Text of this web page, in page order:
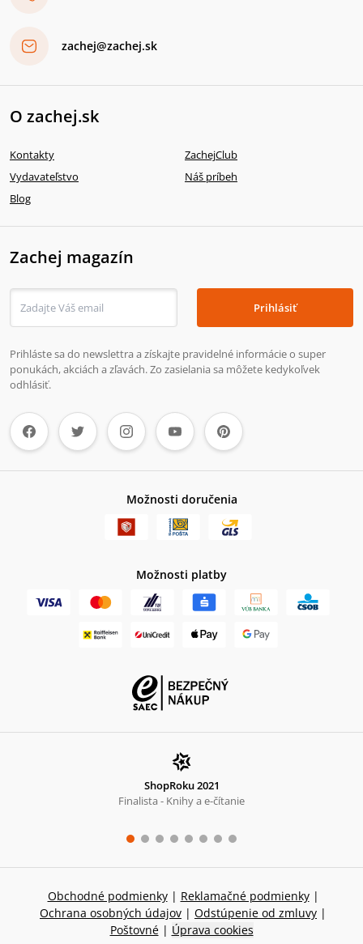
zachej@zachej.sk
O zachej.sk
Kontakty
ZachejClub
Vydavateľstvo
Náš príbeh
Blog
Zachej magazín
Prihlásiť
Prihláste sa do newslettra a získajte pravidelné informácie o super
ponukách, akciách a zľavách. Zo zasielania sa môžete kedykoľvek
odhlásiť.
Možnosti doručenia
Možnosti platby
ShopRoku 2021
Finalista - Knihy a e-čítanie
Obchodné podmienky | Reklamačné podmienky |
Ochrana osobných údajov | Odstúpenie od zmluvy |
Poštovné | Úprava cookies